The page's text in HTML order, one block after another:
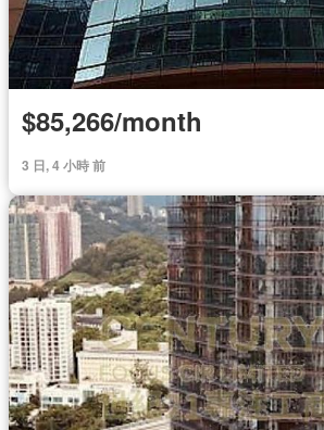
$85,266/month
3 日, 4 小時 前